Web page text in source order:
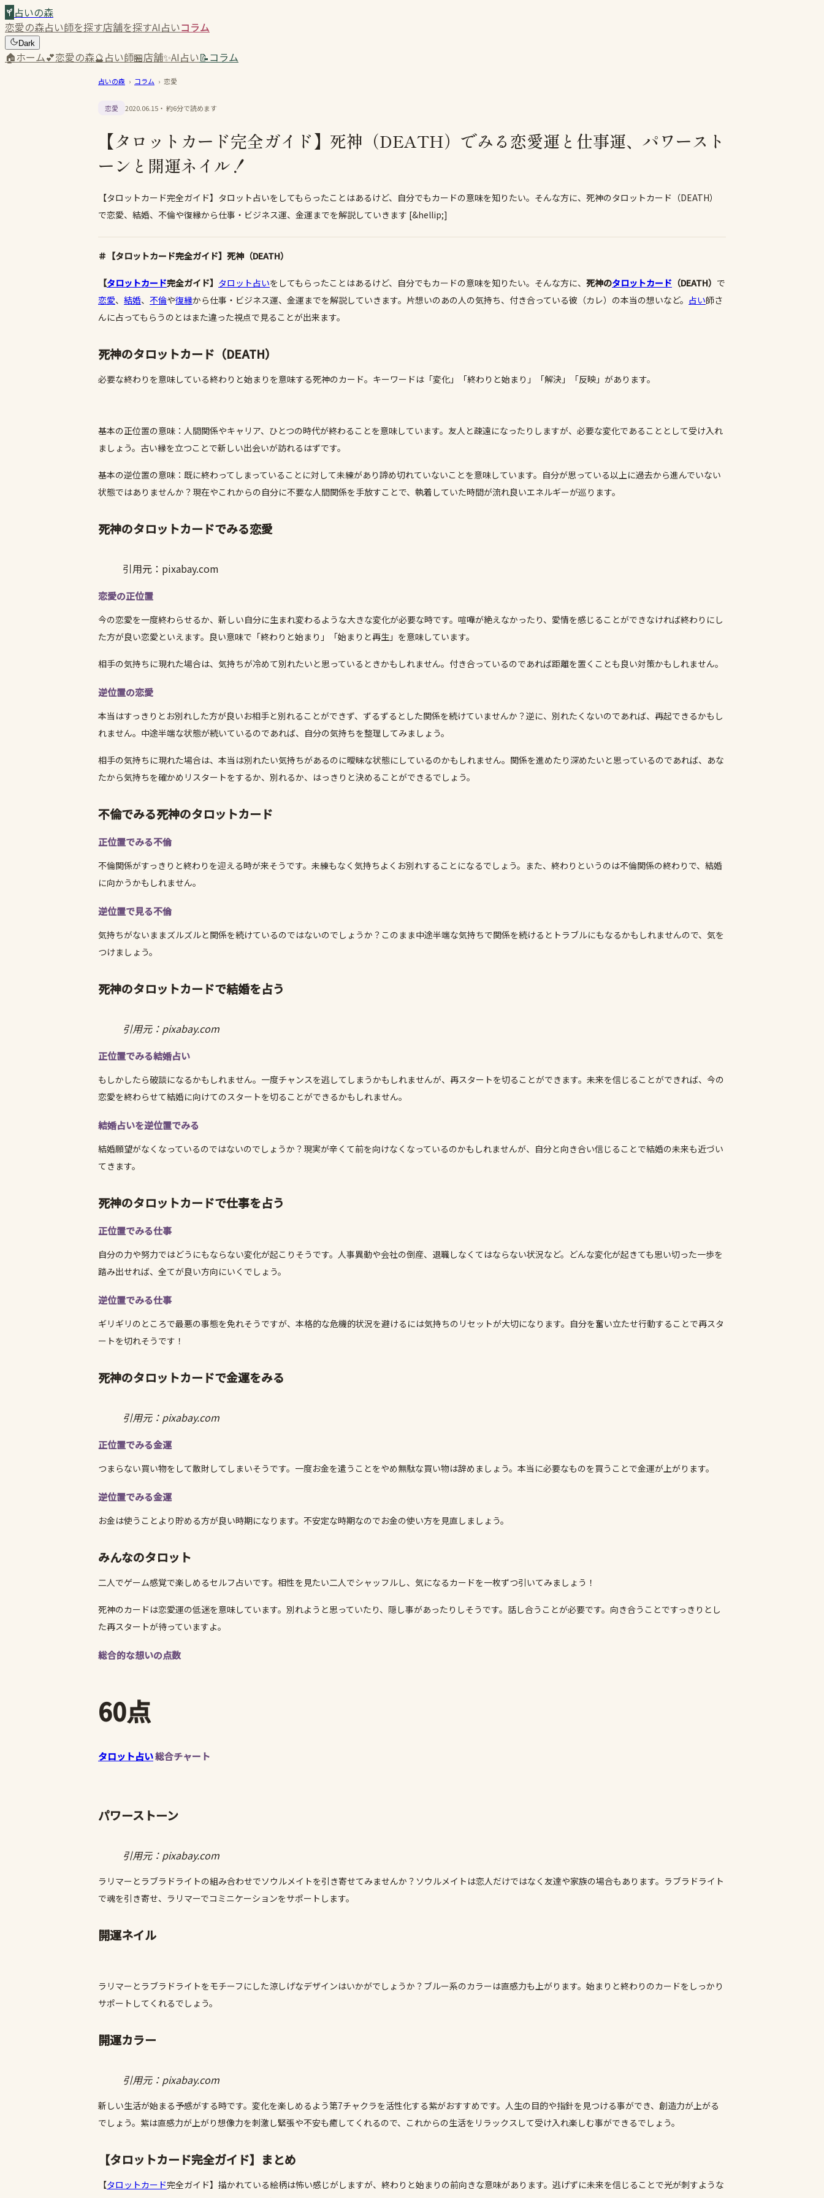
占いの森
恋愛の森占い師を探す店舗を探すAI占いコラム
Dark
🏠ホーム💕恋愛の森🔮占い師🏪店舗✨AI占い📝コラム
占いの森 › コラム › 恋愛
恋愛 2020.06.15 ・ 約6分で読めます
【タロットカード完全ガイド】死神（DEATH）でみる恋愛運と仕事運、パワースト
ーンと開運ネイル！
【タロットカード完全ガイド】タロット占いをしてもらったことはあるけど、自分でもカードの意味を知りたい。そんな方に、死神のタロットカード（DEATH）
で恋愛、結婚、不倫や復縁から仕事・ビジネス運、金運までを解説していきます [&hellip;]
＃【タロットカード完全ガイド】死神（DEATH）
【タロットカード完全ガイド】 タロット占いをしてもらったことはあるけど、自分でもカードの意味を知りたい。そんな方に、 死神のタロットカード （DEATH） で
恋愛、 結婚、 不倫や復縁から仕事・ビジネス運、金運までを解説していきます。片想いのあの人の気持ち、付き合っている彼（カレ）の本当の想いなど。 占い師さ
んに占ってもらうのとはまた違った視点で見ることが出来ます。
死神のタロットカード（DEATH）
必要な終わりを意味している終わりと始まりを意味する死神のカード。キーワードは「変化」「終わりと始まり」「解決」「反映」があります。
基本の正位置の意味：人間関係やキャリア、ひとつの時代が終わることを意味しています。友人と疎遠になったりしますが、必要な変化であることとして受け入れ
ましょう。古い縁を立つことで新しい出会いが訪れるはずです。
基本の逆位置の意味：既に終わってしまっていることに対して未練があり諦め切れていないことを意味しています。自分が思っている以上に過去から進んでいない
状態ではありませんか？現在やこれからの自分に不要な人間関係を手放すことで、執着していた時間が流れ良いエネルギーが巡ります。
死神のタロットカードでみる恋愛
引用元：pixabay.com
恋愛の正位置
今の恋愛を一度終わらせるか、新しい自分に生まれ変わるような大きな変化が必要な時です。喧嘩が絶えなかったり、愛情を感じることができなければ終わりにし
た方が良い恋愛といえます。良い意味で「終わりと始まり」「始まりと再生」を意味しています。
相手の気持ちに現れた場合は、気持ちが冷めて別れたいと思っているときかもしれません。付き合っているのであれば距離を置くことも良い対策かもしれません。
逆位置の恋愛
本当はすっきりとお別れした方が良いお相手と別れることができず、ずるずるとした関係を続けていませんか？逆に、別れたくないのであれば、再起できるかもし
れません。中途半端な状態が続いているのであれば、自分の気持ちを整理してみましょう。
相手の気持ちに現れた場合は、本当は別れたい気持ちがあるのに曖昧な状態にしているのかもしれません。関係を進めたり深めたいと思っているのであれば、あな
たから気持ちを確かめリスタートをするか、別れるか、はっきりと決めることができるでしょう。
不倫でみる死神のタロットカード
正位置でみる不倫
不倫関係がすっきりと終わりを迎える時が来そうです。未練もなく気持ちよくお別れすることになるでしょう。また、終わりというのは不倫関係の終わりで、結婚
に向かうかもしれません。
逆位置で見る不倫
気持ちがないままズルズルと関係を続けているのではないのでしょうか？このまま中途半端な気持ちで関係を続けるとトラブルにもなるかもしれませんので、気を
つけましょう。
死神のタロットカードで結婚を占う
引用元：pixabay.com
正位置でみる結婚占い
もしかしたら破談になるかもしれません。一度チャンスを逃してしまうかもしれませんが、再スタートを切ることができます。未来を信じることができれば、今の
恋愛を終わらせて結婚に向けてのスタートを切ることができるかもしれません。
結婚占いを逆位置でみる
結婚願望がなくなっているのではないのでしょうか？現実が辛くて前を向けなくなっているのかもしれませんが、自分と向き合い信じることで結婚の未来も近づい
てきます。
死神のタロットカードで仕事を占う
正位置でみる仕事
自分の力や努力ではどうにもならない変化が起こりそうです。人事異動や会社の倒産、退職しなくてはならない状況など。どんな変化が起きても思い切った一歩を
踏み出せれば、全てが良い方向にいくでしょう。
逆位置でみる仕事
ギリギリのところで最悪の事態を免れそうですが、本格的な危機的状況を避けるには気持ちのリセットが大切になります。自分を奮い立たせ行動することで再スタ
ートを切れそうです！
死神のタロットカードで金運をみる
引用元：pixabay.com
正位置でみる金運
つまらない買い物をして散財してしまいそうです。一度お金を遣うことをやめ無駄な買い物は辞めましょう。本当に必要なものを買うことで金運が上がります。
逆位置でみる金運
お金は使うことより貯める方が良い時期になります。不安定な時期なのでお金の使い方を見直しましょう。
みんなのタロット
二人でゲーム感覚で楽しめるセルフ占いです。相性を見たい二人でシャッフルし、気になるカードを一枚ずつ引いてみましょう！
死神のカードは恋愛運の低迷を意味しています。別れようと思っていたり、隠し事があったりしそうです。話し合うことが必要です。向き合うことですっきりとし
た再スタートが待っていますよ。
総合的な想いの点数
60点
タロット占い総合チャート
パワーストーン
引用元：pixabay.com
ラリマーとラブラドライトの組み合わせでソウルメイトを引き寄せてみませんか？ソウルメイトは恋人だけではなく友達や家族の場合もあります。ラブラドライト
で魂を引き寄せ、ラリマーでコミニケーションをサポートします。
開運ネイル
ラリマーとラブラドライトをモチーフにした涼しげなデザインはいかがでしょうか？ブルー系のカラーは直感力も上がります。始まりと終わりのカードをしっかり
サポートしてくれるでしょう。
開運カラー
引用元：pixabay.com
新しい生活が始まる予感がする時です。変化を楽しめるよう第7チャクラを活性化する紫がおすすめです。人生の目的や指針を見つける事ができ、創造力が上がる
でしょう。紫は直感力が上がり想像力を刺激し緊張や不安も癒してくれるので、これからの生活をリラックスして受け入れ楽しむ事ができるでしょう。
【タロットカード完全ガイド】まとめ
【タロットカード完全ガイド】描かれている絵柄は怖い感じがしますが、終わりと始まりの前向きな意味があります。逃げずに未来を信じることで光が刺すような